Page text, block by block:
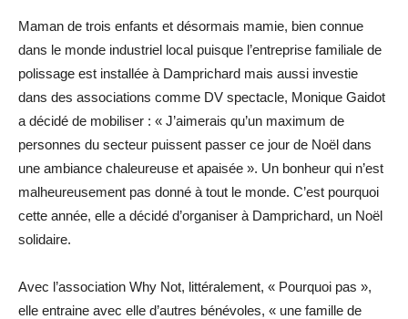
Maman de trois enfants et désormais mamie, bien connue
dans le monde industriel local puisque l’entreprise familiale de
polissage est installée à Damprichard mais aussi investie
dans des associations comme DV spectacle, Monique Gaidot
a décidé de mobiliser : « J’aimerais qu’un maximum de
personnes du secteur puissent passer ce jour de Noël dans
une ambiance chaleureuse et apaisée ». Un bonheur qui n’est
malheureusement pas donné à tout le monde. C’est pourquoi
cette année, elle a décidé d’organiser à Damprichard, un Noël
solidaire.
Avec l’association Why Not, littéralement, « Pourquoi pas »,
elle entraine avec elle d’autres bénévoles, « une famille de